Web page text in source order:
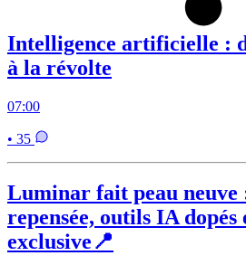
Intelligence artificielle :
à la révolte
07:00
• 35
Luminar fait peau neuve
repensée, outils IA
exclusive📍